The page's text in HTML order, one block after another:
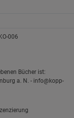
006
Bücher ist:
a. N. - info@kopp-